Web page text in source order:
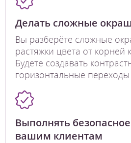
Делать сложные
Вы разберёте сложные
растяжки цвета от корней
Будете создавать
горизонтальные переходы
Выполнять
вашим клиентам